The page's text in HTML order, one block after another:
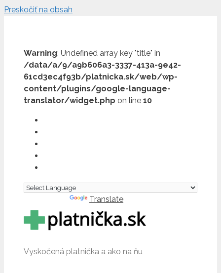
Preskočiť na obsah
Warning: Undefined array key "title" in
/data/a/9/a9b606a3-3337-413a-9e42-
61cd3ec4f93b/platnicka.sk/web/wp-
content/plugins/google-language-
translator/widget.php on line 10
Translate
Vyskočená platnička a ako na ňu